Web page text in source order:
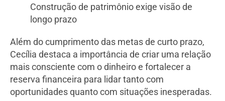
Construção de patrimônio exige visão de
longo prazo
Além do cumprimento das metas de curto prazo,
Cecília destaca a importância de criar uma relação
mais consciente com o dinheiro e fortalecer a
reserva financeira para lidar tanto com
oportunidades quanto com situações inesperadas.